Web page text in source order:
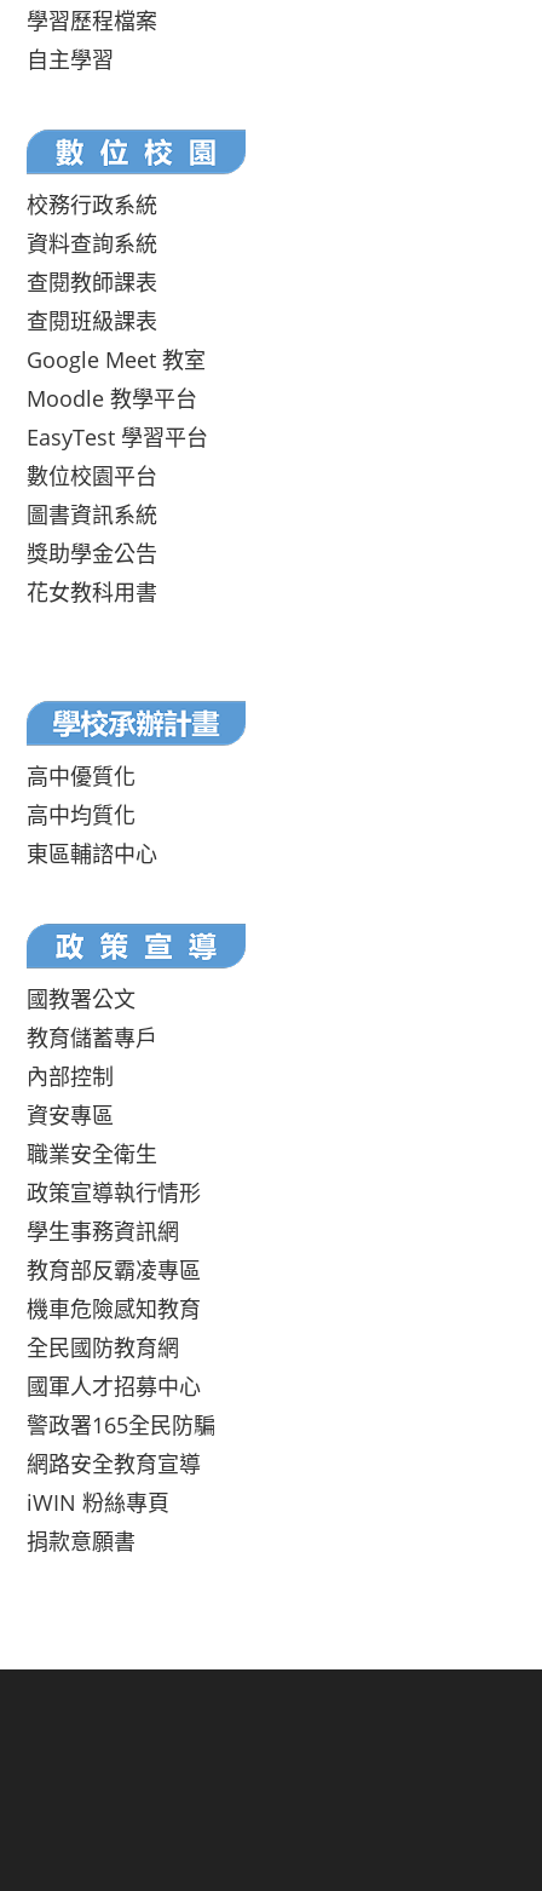
學習歷程檔案
自主學習
校務行政系統
資料查詢系統
查閱教師課表
查閱班級課表
Google Meet 教室
Moodle 教學平台
EasyTest 學習平台
數位校園平台
圖書資訊系統
獎助學金公告
花女教科用書
高中優質化
高中均質化
東區輔諮中心
國教署公文
教育儲蓄專戶
內部控制
資安專區
職業安全衛生
政策宣導執行情形
學生事務資訊網
教育部反霸凌專區
機車危險感知教育
全民國防教育網
國軍人才招募中心
警政署165全民防騙
網路安全教育宣導
iWIN 粉絲專頁
捐款意願書